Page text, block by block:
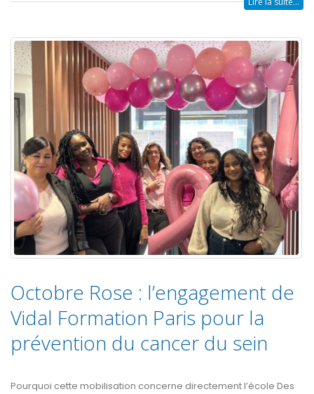
Octobre Rose : l’engagement de
Vidal Formation Paris pour la
prévention du cancer du sein
Pourquoi cette mobilisation concerne directement l’école Des